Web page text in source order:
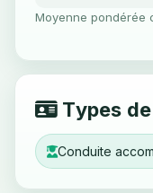
Moyenne pondérée
Types
Conduite